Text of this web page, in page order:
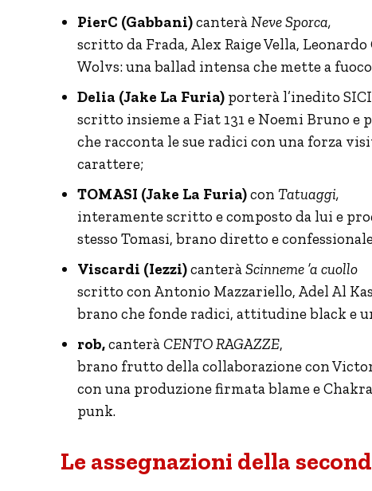
PierC (Gabbani)canteràNeve Sporca,
scritto da Frada, Alex Raige Vella,
Wolvs: una ballad intensa che mette a
Delia (Jake La Furia) porterà l’inedito
scritto insieme a Fiat 131 e Noemi Bruno
che racconta le sue radici con una forza
carattere;
TOMASI (Jake La Furia)con Tatuaggi,
interamente scritto e composto da lui e
stesso Tomasi, brano diretto e
Viscardi (Iezzi)canteràScinneme ’a cuollo
scritto con Antonio Mazzariello, Adel Al
brano che fonde radici, attitudine black e
rob,canteràCENTO RAGAZZE,
brano frutto della collaborazione con
con una produzione firmata blame e
punk.
Le assegnazioni della